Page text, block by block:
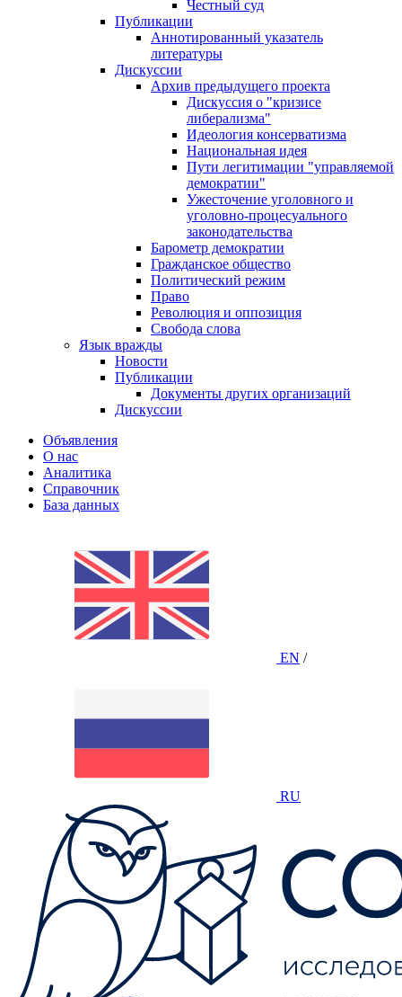
Честный суд
Публикации
Аннотированный указатель
литературы
Дискуссии
Архив предыдущего проекта
Дискуссия о "кризисе
либерализма"
Идеология консерватизма
Национальная идея
Пути легитимации "управляемой
демократии"
Ужесточение уголовного и
уголовно-процесуального
законодательства
Барометр демократии
Гражданское общество
Политический режим
Право
Революция и оппозиция
Свобода слова
Язык вражды
Новости
Публикации
Документы других организаций
Дискуссии
Объявления
О нас
Аналитика
Справочник
База данных
EN /
RU